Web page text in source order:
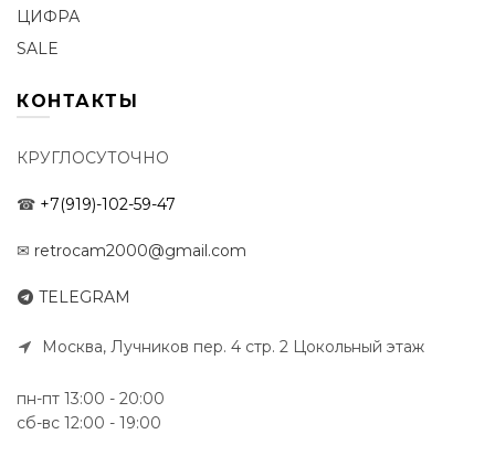
ЦИФРА
SALE
КОНТАКТЫ
КРУГЛОСУТОЧНО
☎ +7(919)-102-59-47
✉ retrocam2000@gmail.com
TELEGRAM
Москва, Лучников пер. 4 стр. 2 Цокольный этаж
пн-пт 13:00 - 20:00
сб-вс 12:00 - 19:00